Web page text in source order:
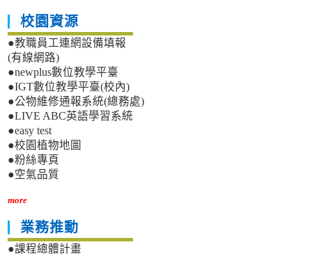
校園資源
●教職員工連網設備填報
(有線網路)
●newplus數位教學平臺
●IGT數位教學平臺(校內)
●公物維修通報系統(總務處)
●LIVE ABC英語學習系統
●easy test
●校園植物地圖
●粉絲專頁
●空氣品質
more
業務推動
●課程總體計畫